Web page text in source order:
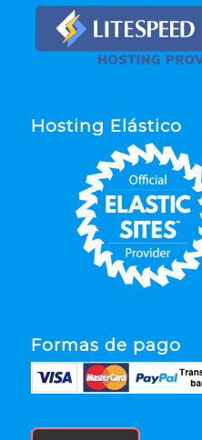
Hosting Elástico
Formas de pago